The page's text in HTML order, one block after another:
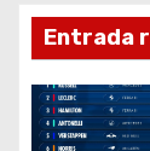
k
v
e
g
Entrada